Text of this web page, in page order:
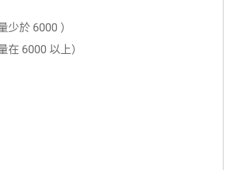
於 6000 ）
6000 以上）